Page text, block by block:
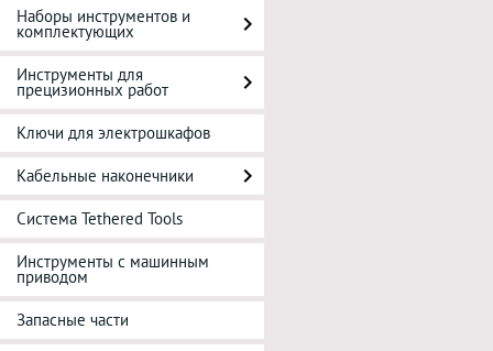
Наборы инструментов и
комплектующих
Инструменты для
прецизионных работ
Ключи для электрошкафов
Кабельные наконечники
Система Tethered Tools
Инструменты с машинным
приводом
Запасные части